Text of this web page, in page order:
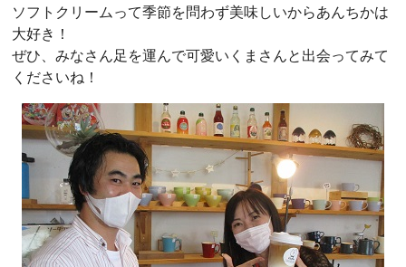
ソフトクリームって季節を問わず美味しいからあんちかは
大好き！
ぜひ、みなさん足を運んで可愛いくまさんと出会ってみて
くださいね！